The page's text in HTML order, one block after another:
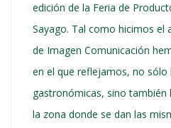
edición de la Feria de
Sayago. Tal como hicimos el
de Imagen Comunicación
en el que reflejamos, no sólo
gastronómicas, sino también
la zona donde se dan las